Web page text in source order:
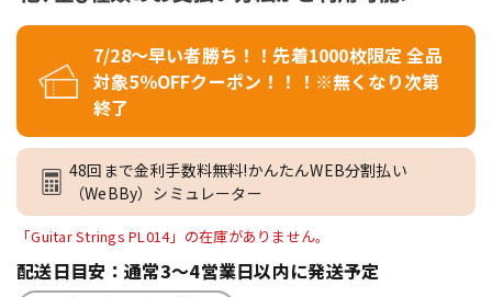
7/28～早い者勝ち！！先着1000枚限定 全品
対象5％OFFクーポン！！！※無くなり次第
終了
48回まで金利手数料無料!かんたんWEB分割払い
（WeBBy）シミュレーター
「Guitar Strings PL014」の在庫がありません。
配送日目安：通常3～4営業日以内に発送予定